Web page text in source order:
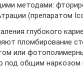
методами:
(препаратом
глубокого
пломбирование
или
под общим наркозом